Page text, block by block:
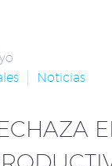
Noticias
EL